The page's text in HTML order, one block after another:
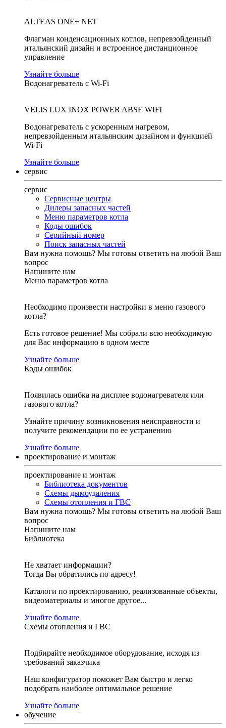
ALTEAS ONE+ NET
Флагман конденсационных котлов, непревзойденный
итальянский дизайн и встроенное дистанционное
управление
Узнайте больше
Водонагреватель с Wi-Fi
VELIS LUX INOX POWER ABSE WIFI
Водонагреватель с ускоренным нагревом,
непревзойденным итальянским дизайном и функцией
Wi-Fi
Узнайте больше
сервис
сервис
Сервисные центры
Дилеры запасных частей
Меню параметров котла
Коды ошибок
Серийный номер
Поиск запасных частей
Вам нужна помощь? Мы готовы ответить на любой Ваш
вопрос
Напишите нам
Меню параметров котла
Необходимо произвести настройки в меню газового
котла?
Есть готовое решение! Мы собрали всю необходимую
для Вас информацию в одном месте
Узнайте больше
Коды ошибок
Появилась ошибка на дисплее водонагревателя или
газового котла?
Узнайте причину возникновения неисправности и
получите рекомендации по ее устранению
Узнайте больше
проектирование и монтаж
проектирование и монтаж
Библиотека документов
Схемы дымоудаления
Схемы отопления и ГВС
Вам нужна помощь? Мы готовы ответить на любой Ваш
вопрос
Напишите нам
Библиотека
Не хватает информации?
Тогда Вы обратились по адресу!
Каталоги по проектированию, реализованные объекты,
видеоматериалы и многое другое...
Узнайте больше
Схемы отопления и ГВС
Подбирайте необходимое оборудование, исходя из
требований заказчика
Наш конфигуратор поможет Вам быстро и легко
подобрать наиболее оптимальное решение
Узнайте больше
обучение